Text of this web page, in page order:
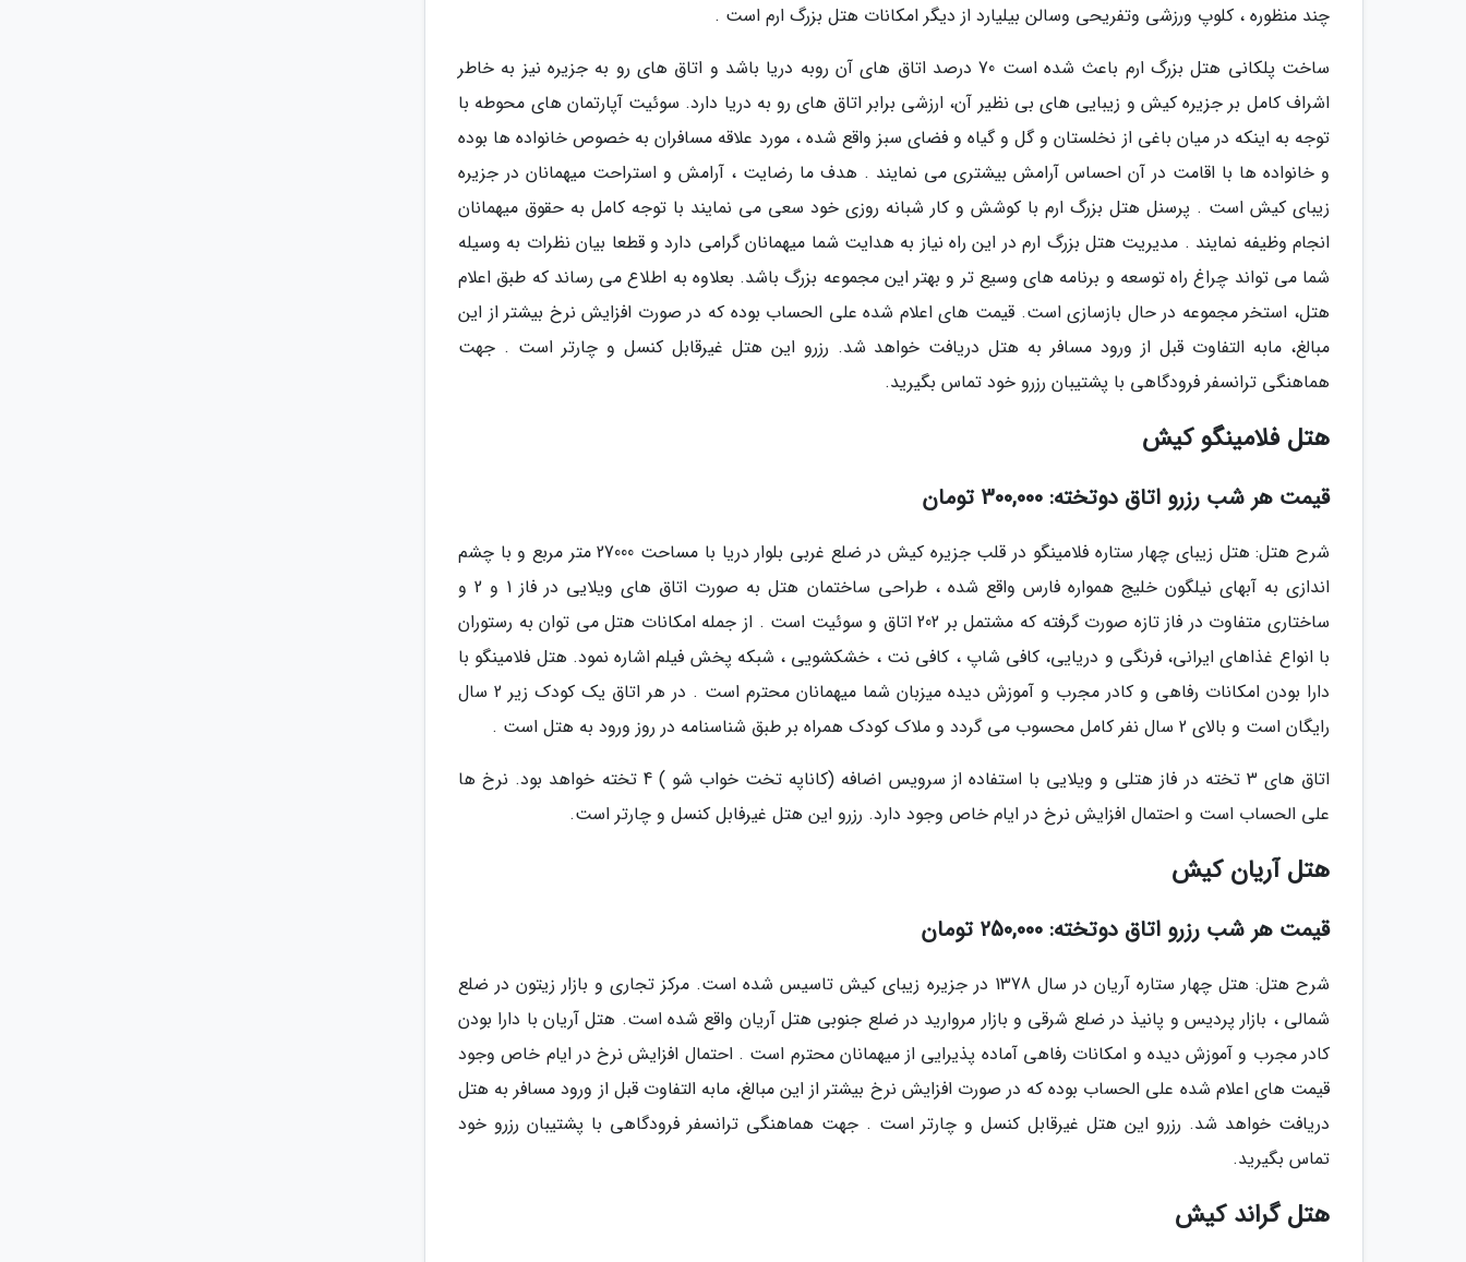
چند منظوره ، کلوپ ورزشی وتفریحی وسالن بیلیارد از دیگر امکانات هتل بزرگ ارم است .
ساخت پلکانی هتل بزرگ ارم باعث شده است 70 درصد اتاق های آن روبه دریا باشد و اتاق های رو به جزیره نیز به خاطر
اشراف کامل بر جزیره کیش و زیبایی های بی نظیر آن، ارزشی برابر اتاق های رو به دریا دارد. سوئیت آپارتمان های محوطه با
توجه به اینکه در میان باغی از نخلستان و گل و گیاه و فضای سبز واقع شده ، مورد علاقه مسافران به خصوص خانواده ها بوده
و خانواده ها با اقامت در آن احساس آرامش بیشتری می نمایند . هدف ما رضایت ، آرامش و استراحت میهمانان در جزیره
زیبای کیش است . پرسنل هتل بزرگ ارم با کوشش و کار شبانه روزی خود سعی می نمایند با توجه کامل به حقوق میهمانان
انجام وظیفه نمایند . مدیریت هتل بزرگ ارم در این راه نیاز به هدایت شما میهمانان گرامی دارد و قطعا بیان نظرات به وسیله
شما می تواند چراغ راه توسعه و برنامه های وسیع تر و بهتر این مجموعه بزرگ باشد. بعلاوه به اطلاع می رساند که طبق اعلام
هتل، استخر مجموعه در حال بازسازی است. قیمت های اعلام شده علی الحساب بوده که در صورت افزایش نرخ بیشتر از این
مبالغ، مابه التفاوت قبل از ورود مسافر به هتل دریافت خواهد شد. رزرو این هتل غیرقابل کنسل و چارتر است . جهت
هماهنگی ترانسفر فرودگاهی با پشتیبان رزرو خود تماس بگیرید.
هتل فلامینگو کیش
قیمت هر شب رزرو اتاق دوتخته: 300,000 تومان
شرح هتل: هتل زیبای چهار ستاره فلامینگو در قلب جزیره کیش در ضلع غربی بلوار دریا با مساحت 27000 متر مربع و با چشم
اندازی به آبهای نیلگون خلیج همواره فارس واقع شده ، طراحی ساختمان هتل به صورت اتاق های ویلایی در فاز 1 و 2 و
ساختاری متفاوت در فاز تازه صورت گرفته که مشتمل بر 202 اتاق و سوئیت است . از جمله امکانات هتل می توان به رستوران
با انواع غذاهای ایرانی، فرنگی و دریایی، کافی شاپ ، کافی نت ، خشکشویی ، شبکه پخش فیلم اشاره نمود. هتل فلامینگو با
دارا بودن امکانات رفاهی و کادر مجرب و آموزش دیده میزبان شما میهمانان محترم است . در هر اتاق یک کودک زیر 2 سال
رایگان است و بالای 2 سال نفر کامل محسوب می گردد و ملاک کودک همراه بر طبق شناسنامه در روز ورود به هتل است .
اتاق های 3 تخته در فاز هتلی و ویلایی با استفاده از سرویس اضافه (کاناپه تخت خواب شو ) 4 تخته خواهد بود. نرخ ها
علی الحساب است و احتمال افزایش نرخ در ایام خاص وجود دارد. رزرو این هتل غیرفابل کنسل و چارتر است.
هتل آریان کیش
قیمت هر شب رزرو اتاق دوتخته: 250,000 تومان
شرح هتل: هتل چهار ستاره آریان در سال 1378 در جزیره زیبای کیش تاسیس شده است. مرکز تجاری و بازار زیتون در ضلع
شمالی ، بازار پردیس و پانیذ در ضلع شرقی و بازار مروارید در ضلع جنوبی هتل آریان واقع شده است. هتل آریان با دارا بودن
کادر مجرب و آموزش دیده و امکانات رفاهی آماده پذیرایی از میهمانان محترم است . احتمال افزایش نرخ در ایام خاص وجود
قیمت های اعلام شده علی الحساب بوده که در صورت افزایش نرخ بیشتر از این مبالغ، مابه التفاوت قبل از ورود مسافر به هتل
دریافت خواهد شد. رزرو این هتل غیرقابل کنسل و چارتر است . جهت هماهنگی ترانسفر فرودگاهی با پشتیبان رزرو خود
تماس بگیرید.
هتل گراند کیش